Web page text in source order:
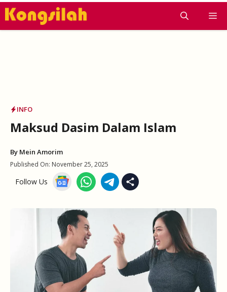
Skip
INFO
Maksud Dasim Dalam Islam
By Mein Amorim
Published On: November 25, 2025
Follow Us